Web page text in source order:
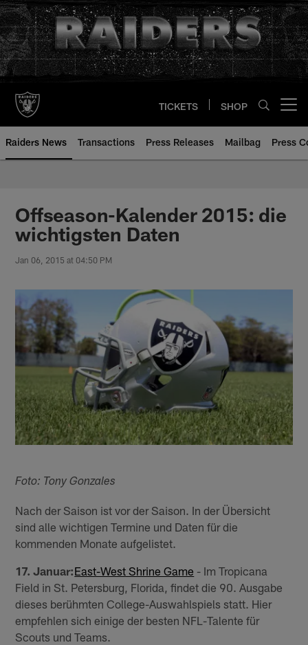
Skip
to
main
content
TICKETS SHOP
Raiders News Transactions Press Releases Mailbag Press
Offseason-Kalender 2015: die
wichtigsten Daten
Jan 06, 2015 at 04:50 PM
Foto: Tony Gonzales
Nach der Saison ist vor der Saison. In der Übersicht
sind alle wichtigen Termine und Daten für die
kommenden Monate aufgelistet.
17. Januar:East-West Shrine Game - Im Tropicana
Field in St. Petersburg, Florida, findet die 90. Ausgabe
dieses berühmten College-Auswahlspiels statt. Hier
empfehlen sich einige der besten NFL-Talente für
Scouts und Teams.